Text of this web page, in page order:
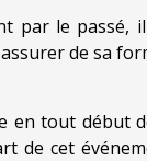
par le passé,
de sa
en tout début
de cet